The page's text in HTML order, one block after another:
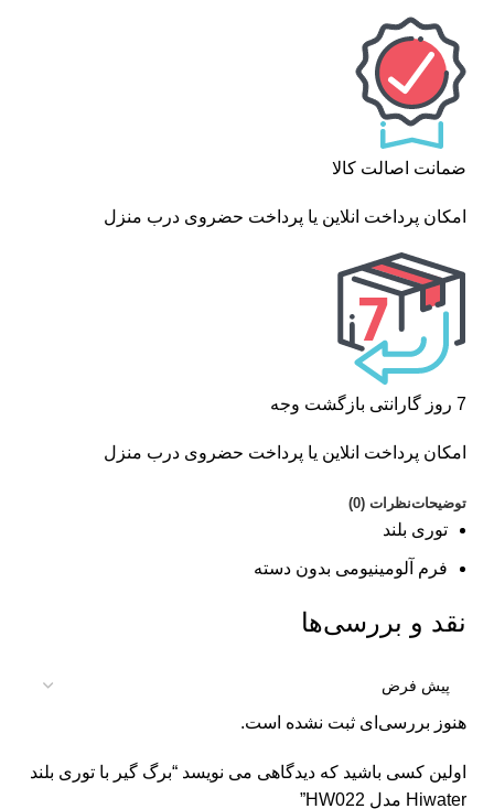
ضمانت اصالت کالا
امکان پرداخت انلاین یا پرداخت حضروی درب منزل
7 روز گارانتی بازگشت وجه
امکان پرداخت انلاین یا پرداخت حضروی درب منزل
توضیحاتنظرات (0)
توری بلند
فرم آلومینیومی بدون دسته
نقد و بررسی‌ها
هنوز بررسی‌ای ثبت نشده است.
اولین کسی باشید که دیدگاهی می نویسد “برگ گیر با توری بلند
Hiwater مدل HW022”